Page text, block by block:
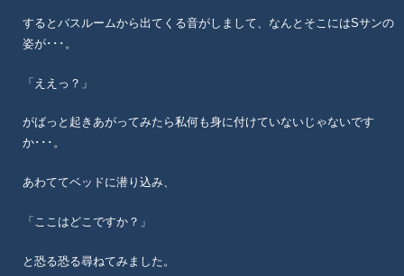
するとバスルームから出てくる音がしまして、なんとそこにはSサンの
姿が･･･。
「ええっ？」
がばっと起きあがってみたら私何も身に付けていないじゃないです
か･･･。
あわててベッドに潜り込み、
「ここはどこですか？」
と恐る恐る尋ねてみました。